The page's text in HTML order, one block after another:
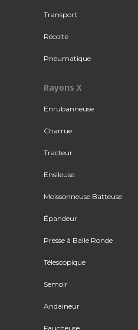
Transport
Récolte
Pneumatique
Rayons X
Enrubanneuse
Charrue
Tracteur
Ensileuse
Moissonneuse Batteuse
Épandeur
Presse à Balle Ronde
Télescopique
Semoir
Andaineur
Faucheuse